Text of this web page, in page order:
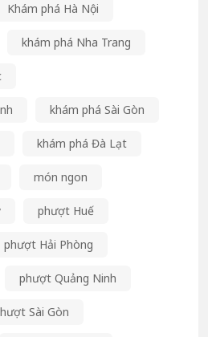
Khám phá Hà Nội
khám phá Nha Trang
khám phá Sài Gòn
khám phá Đà Lạt
món ngon
phượt Huế
phượt Hải Phòng
phượt Quảng Ninh
Sài Gòn